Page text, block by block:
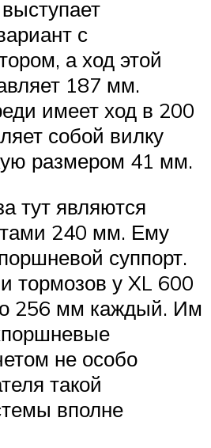
с
а ход этой
187 мм.
имеет ход в 200
собой вилку
размером 41 мм.
тут являются
240 мм. Ему
суппорт.
тормозов у XL 600
256 мм каждый. Им
не особо
такой
вполне